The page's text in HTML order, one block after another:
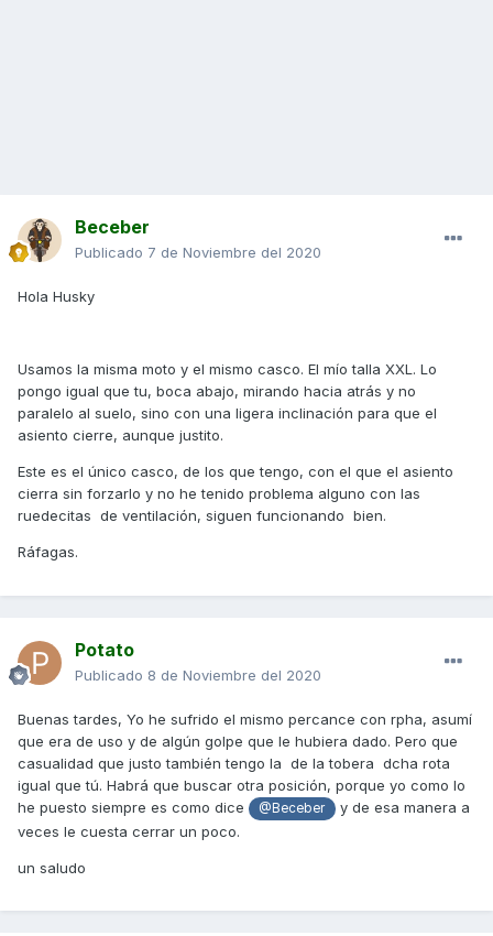
Beceber
Publicado 7 de Noviembre del 2020
Hola Husky
Usamos la misma moto y el mismo casco. El mío talla XXL. Lo
pongo igual que tu, boca abajo, mirando hacia atrás y no
paralelo al suelo, sino con una ligera inclinación para que el
asiento cierre, aunque justito.
Este es el único casco, de los que tengo, con el que el asiento
cierra sin forzarlo y no he tenido problema alguno con las
ruedecitas de ventilación, siguen funcionando bien.
Ráfagas.
Potato
Publicado 8 de Noviembre del 2020
Buenas tardes, Yo he sufrido el mismo percance con rpha, asumí
que era de uso y de algún golpe que le hubiera dado. Pero que
casualidad que justo también tengo la de la tobera dcha rota
igual que tú. Habrá que buscar otra posición, porque yo como lo
he puesto siempre es como dice
@Beceber
y de esa manera a
veces le cuesta cerrar un poco.
un saludo